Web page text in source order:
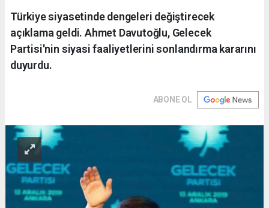
Türkiye siyasetinde dengeleri değiştirecek
açıklama geldi. Ahmet Davutoğlu, Gelecek
Partisi'nin siyasi faaliyetlerini sonlandırma kararını
duyurdu.
ABONE OL